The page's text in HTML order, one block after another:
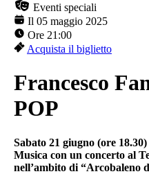
Eventi speciali
Il 05 maggio 2025
Ore 21:00
Acquista il biglietto
Francesco
POP
Sabato 21 giugno (ore
Musica con un concerto al
nell’ambito di “Arcobaleno